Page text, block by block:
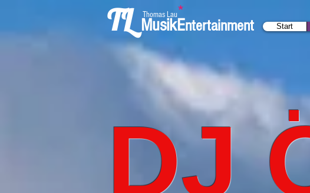
Start
Thomas Lau*
TL MusikEntertainment
DJ